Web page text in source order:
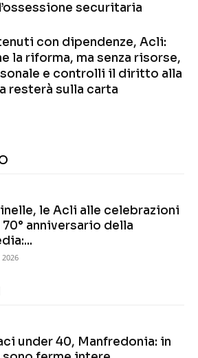
securitaria
con dipendenze, Acli:
la riforma, ma senza risorse,
e controlli il diritto alla
resterà sulla carta
le Acli alle celebrazioni
anniversario della
under 40, Manfredonia: in